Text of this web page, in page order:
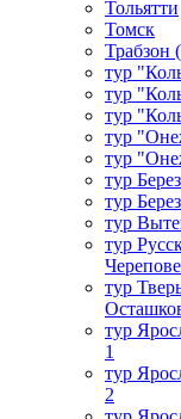
Тольятти
Томск
Трабзон
тур
тур
тур
тур
тур
тур
тур
тур
тур
тур
тур
1
тур
2